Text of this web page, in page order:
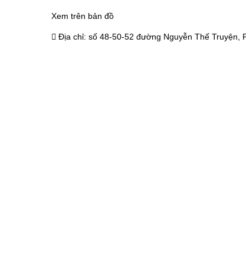
Xem trên bản đồ
Địa chỉ: số 48-50-52 đường Nguyễn Thế Truyện,